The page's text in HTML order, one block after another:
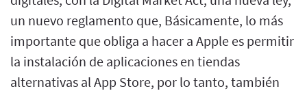
un nuevo reglamento que, Básicamente, lo más
importante que obliga a hacer a Apple es permitir
la instalación de aplicaciones en tiendas
alternativas al App Store, por lo tanto, también